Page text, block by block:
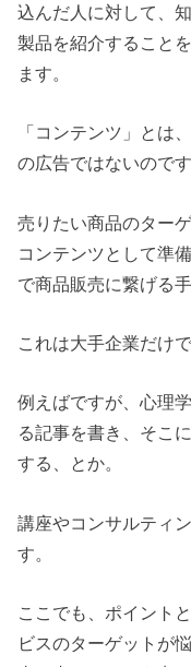
込んだ人に対して、
製品を紹介すること
ます。
「コンテンツ」とは
の広告ではないのです
売りたい商品のター
コンテンツとして準
で商品販売に繋げる手
これは大手企業だけ
例えばですが、心理
る記事を書き、そこ
する、とか。
講座やコンサルティ
す。
ここでも、ポイント
ビスのターゲットが